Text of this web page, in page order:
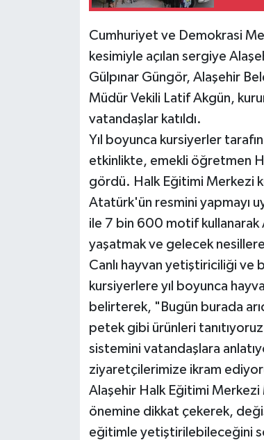
Cumhuriyet ve Demokrasi
kesimiyle açılan sergiye
Gülpınar Güngör, Alaşehir
Müdür Vekili Latif Akgün,
vatandaşlar katıldı.
Yıl boyunca kursiyerler
etkinlikte, emekli öğretmen
gördü. Halk Eğitimi Merkezi
Atatürk'ün resmini yapmayı
ile 7 bin 600 motif kullanarak
yaşatmak ve gelecek
Canlı hayvan yetiştiriciliği ve
kursiyerlere yıl boyunca
belirterek, "Bugün burada
petek gibi ürünleri
sistemini vatandaşlara
ziyaretçilerimize ikram
Alaşehir Halk Eğitimi
önemine dikkat çekerek,
eğitimle yetiştirilebileceğini